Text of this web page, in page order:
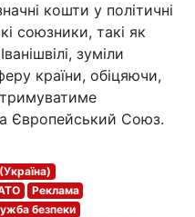
кошти у політичні
союзники, такі як
зуміли
країни, обіцяючи,
Європейський Союз.
Реклама
безпеки